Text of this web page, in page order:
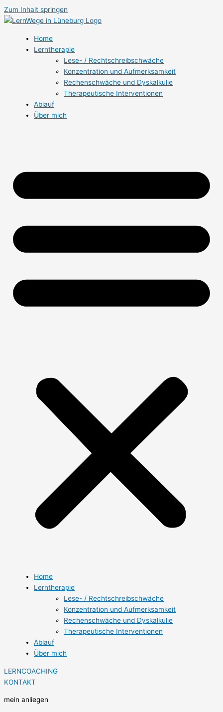
Zum Inhalt springen
Home
Lerntherapie
Lese- / Rechtschreibschwäche
Konzentration und Aufmerksamkeit
Rechenschwäche und Dyskalkulie
Therapeutische Interventionen
Ablauf
Über mich
Home
Lerntherapie
Lese- / Rechtschreibschwäche
Konzentration und Aufmerksamkeit
Rechenschwäche und Dyskalkulie
Therapeutische Interventionen
Ablauf
Über mich
LERNCOACHING
KONTAKT
mein anliegen